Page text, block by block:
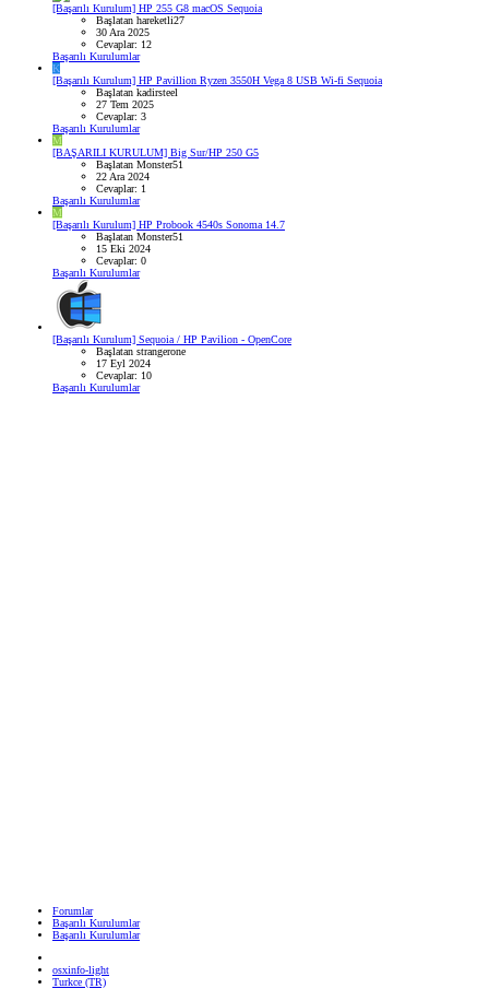
[Başarılı Kurulum] HP 255 G8 macOS Sequoia
Başlatan hareketli27
30 Ara 2025
Cevaplar: 12
Başarılı Kurulumlar
K
[Başarılı Kurulum] HP Pavillion Ryzen 3550H Vega 8 USB Wi-fi Sequoia
Başlatan kadirsteel
27 Tem 2025
Cevaplar: 3
Başarılı Kurulumlar
M
[BAŞARILI KURULUM] Big Sur/HP 250 G5
Başlatan Monster51
22 Ara 2024
Cevaplar: 1
Başarılı Kurulumlar
M
[Başarılı Kurulum] HP Probook 4540s Sonoma 14.7
Başlatan Monster51
15 Eki 2024
Cevaplar: 0
Başarılı Kurulumlar
[Başarılı Kurulum] Sequoia / HP Pavilion - OpenCore
Başlatan strangerone
17 Eyl 2024
Cevaplar: 10
Başarılı Kurulumlar
Forumlar
Başarılı Kurulumlar
Başarılı Kurulumlar
osxinfo-light
Turkce (TR)